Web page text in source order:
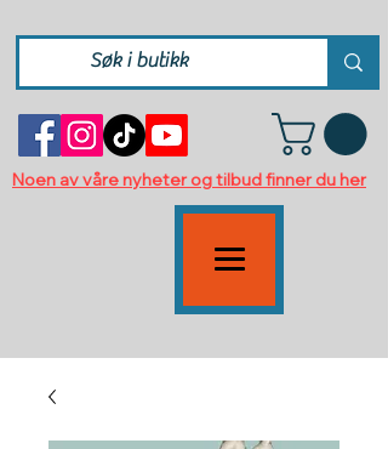
Noen av våre nyheter og tilbud finner du her